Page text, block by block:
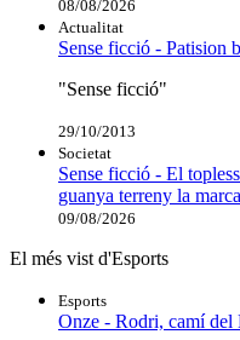
08/08/2026
Actualitat
Sense ficció - Patision
"Sense ficció"
29/10/2013
Societat
Sense ficció - El
guanya terreny la
09/08/2026
El més vist d'Esports
Esports
Onze - Rodri, camí del